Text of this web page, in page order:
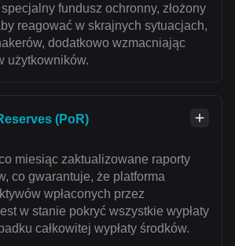
fundusz ochronny, złożony
reagować w skrajnych sytuacjach,
dodatkowo wzmacniając
użytkowników.
(PoR)
miesiąc zaktualizowane raporty
co gwarantuje, że platforma
wpłaconych przez
w stanie pokryć wszystkie wypłaty
całkowitej wypłaty środków.